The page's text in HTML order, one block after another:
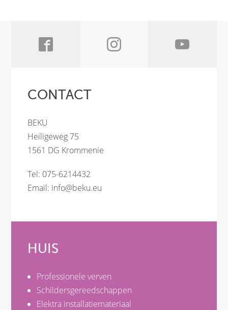
CONTACT
BEKU
Heiligeweg 75
1561 DG Krommenie
Tel: 075-6214432
Email: info@beku.eu
HUIS
Professionele verven
Schildersgereedschappen
Elektra installatiemateriaal